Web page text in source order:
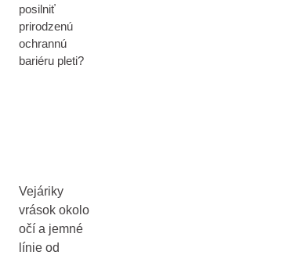
posilniť
prirodzenú
ochrannú
bariéru pleti?
Vejáriky
vrások okolo
očí a jemné
línie od